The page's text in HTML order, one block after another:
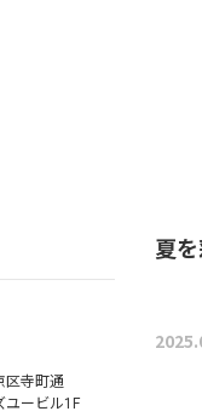
区寺町通
ユービル1F
夏